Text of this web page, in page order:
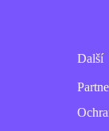
Další